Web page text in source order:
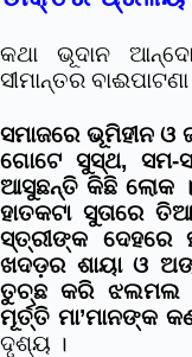
କଥା ଭୂଦାନ
ସୀମାନ୍ତର
ସମାଜରେ ଭୂମିହୀନ
ଗୋଟେ ସୁସ୍ଥ, ସମ-
ଆସୁଛନ୍ତି କିଛି ଲୋକ
ହାତକଟା ସୁତାରେ
ସ୍ତ୍ରୀଙ୍କ ଦେହରେ
ଖଦଡ଼ର ଶାୟା ଓ
ତୁଚ୍ଛ କରି ଝଲମଲ
ମୂର୍ତ୍ତି ମା’ମାନଙ୍କ
ଦୃଶ୍ୟ ।